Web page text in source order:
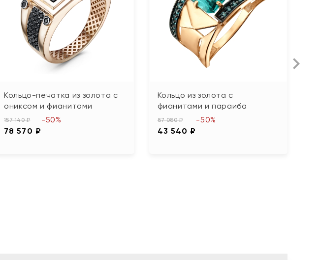
Кольцо-печатка из золота с
ониксом и фианитами
157 140 ₽
78 570 ₽
-50%
Кольцо из золота с
фианитами и параиба
87 080 ₽
43 540 ₽
-50%